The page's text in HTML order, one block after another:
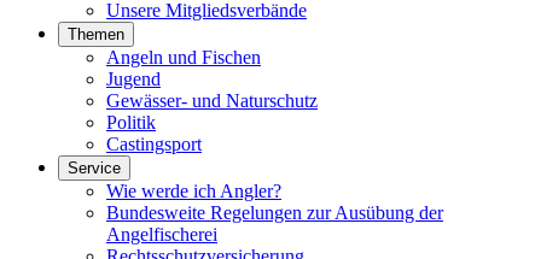
Unsere Mitgliedsverbände
Themen
Angeln und Fischen
Jugend
Gewässer- und Naturschutz
Politik
Castingsport
Service
Wie werde ich Angler?
Bundesweite Regelungen zur Ausübung der
Angelfischerei